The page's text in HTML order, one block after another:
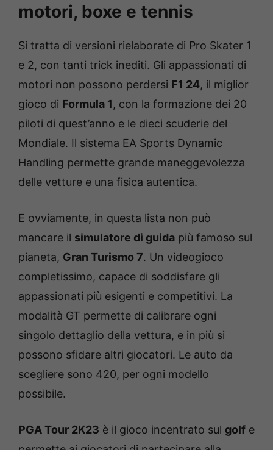
motori, boxe e tennis
Si tratta di versioni rielaborate di Pro Skater 1
e 2, con tanti trick inediti. Gli appassionati di
motori non possono perdersi F1 24, il miglior
gioco di Formula 1, con la formazione dei 20
piloti di quest’anno e le dieci scuderie del
Mondiale. Il sistema EA Sports Dynamic
Handling permette grande maneggevolezza
delle vetture e una fisica autentica.
E ovviamente, in questa lista non può
mancare il simulatore di guida più famoso sul
pianeta, Gran Turismo 7. Un videogioco
completissimo, capace di soddisfare gli
appassionati più esigenti e competitivi. La
modalità GT permette di calibrare ogni
singolo dettaglio della vettura, e in più si
possono sfidare altri giocatori. Le auto da
scegliere sono 420, per ogni modello
possibile.
PGA Tour 2K23 è il gioco incentrato sul golf e